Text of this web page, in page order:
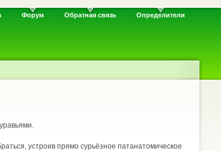
Форум Обратная связь Определители
устроив прямо сурьёзное патанатомическое